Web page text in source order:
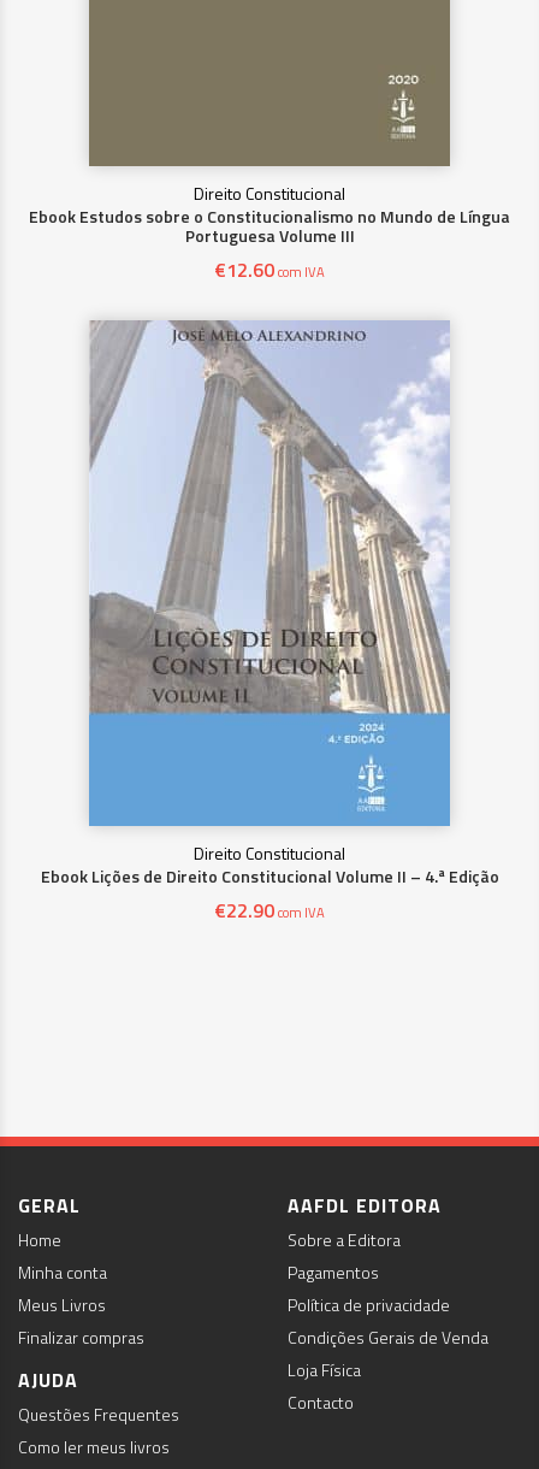
Direito Constitucional
Ebook Estudos sobre o Constitucionalismo no Mundo de Língua
Portuguesa Volume III
€12.60com IVA
Direito Constitucional
Ebook Lições de Direito Constitucional Volume II – 4.ª Edição
€22.90com IVA
GERAL
Home
Minha conta
Meus Livros
Finalizar compras
AJUDA
Questões Frequentes
Como ler meus livros
AAFDL EDITORA
Sobre a Editora
Pagamentos
Política de privacidade
Condições Gerais de Venda
Loja Física
Contacto